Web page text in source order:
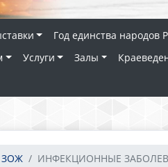
Год единства народов
Услуги Залы
ЗОЖ ИНФЕКЦИОННЫЕ